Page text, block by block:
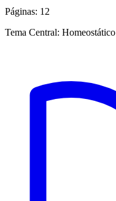
Páginas: 12
Tema Central: Homeostático